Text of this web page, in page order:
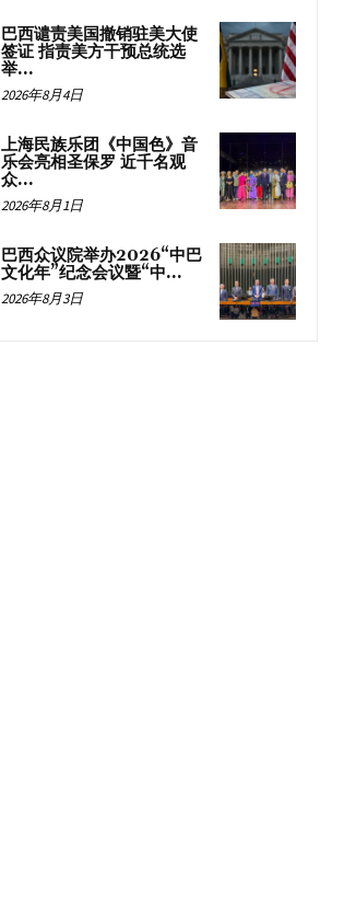
巴西谴责美国撤销驻美大使
签证 指责美方干预总统选
举...
2026年8月4日
上海民族乐团《中国色》音
乐会亮相圣保罗 近千名观
众...
2026年8月1日
巴西众议院举办2026“中巴
文化年”纪念会议暨“中...
2026年8月3日